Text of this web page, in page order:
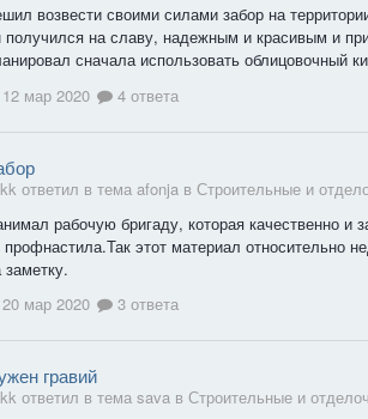
возвести своими силами забор на
получился на славу, надежным и красивым и
сначала использовать
12 мар 2020
4 ответа
ответил в тема afonja в Строительные и
рабочую бригаду, которая качественно и
профнастила.Так этот материал относительно
заметку.
20 мар 2020
3 ответа
гравий
ответил в тема sava в Строительные и